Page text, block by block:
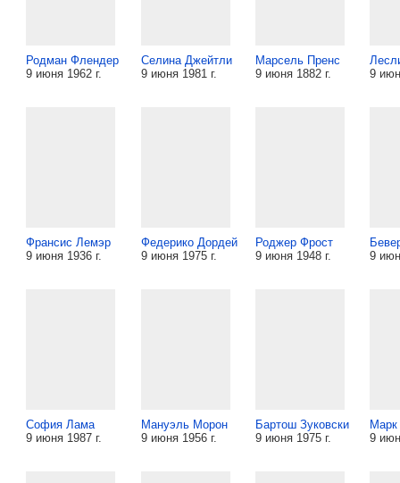
Родман Флендер
9 июня 1962 г.
Селина Джейтли
9 июня 1981 г.
Марсель Пренс
9 июня 1882 г.
9
Франсис Лемэр
9 июня 1936 г.
Федерико Дордей
9 июня 1975 г.
Роджер Фрост
9 июня 1948 г.
9
София Лама
9 июня 1987 г.
Мануэль Морон
9 июня 1956 г.
Бартош Зуковски
9 июня 1975 г.
Марк
9